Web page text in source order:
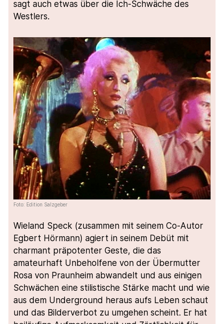
sagt auch etwas über die Ich-Schwäche des
Westlers.
Foto: Edition Salzgeber
Wieland Speck (zusammen mit seinem Co-Autor
Egbert Hörmann) agiert in seinem Debüt mit
charmant präpotenter Geste, die das
amateurhaft Unbeholfene von der Übermutter
Rosa von Praunheim abwandelt und aus einigen
Schwächen eine stilistische Stärke macht und wie
aus dem Underground heraus aufs Leben schaut
und das Bilderverbot zu umgehen scheint. Er hat